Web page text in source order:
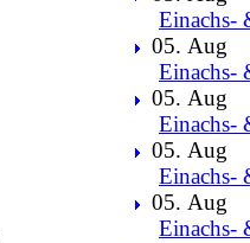
Einachs-
05. Aug
Einachs-
05. Aug
Einachs-
05. Aug
Einachs-
05. Aug
Einachs-